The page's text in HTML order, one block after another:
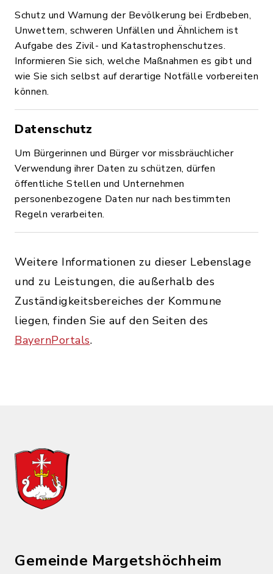
Schutz und Warnung der Bevölkerung bei Erdbeben,
Unwettern, schweren Unfällen und Ähnlichem ist
Aufgabe des Zivil- und Katastrophenschutzes.
Informieren Sie sich, welche Maßnahmen es gibt und
wie Sie sich selbst auf derartige Notfälle vorbereiten
können.
Datenschutz
Um Bürgerinnen und Bürger vor missbräuchlicher
Verwendung ihrer Daten zu schützen, dürfen
öffentliche Stellen und Unternehmen
personenbezogene Daten nur nach bestimmten
Regeln verarbeiten.
Weitere Informationen zu dieser Lebenslage
und zu Leistungen, die außerhalb des
Zuständigkeitsbereiches der Kommune
liegen, finden Sie auf den Seiten des
BayernPortals.
Gemeinde Margetshöchheim